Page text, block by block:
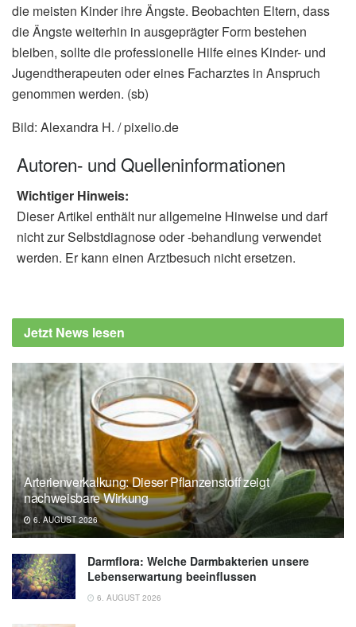
die meisten Kinder ihre Ängste. Beobachten Eltern, dass
die Ängste weiterhin in ausgeprägter Form bestehen
bleiben, sollte die professionelle Hilfe eines Kinder- und
Jugendtherapeuten oder eines Facharztes in Anspruch
genommen werden. (sb)
Bild: Alexandra H. / pixelio.de
Autoren- und Quelleninformationen
Wichtiger Hinweis:
Dieser Artikel enthält nur allgemeine Hinweise und darf
nicht zur Selbstdiagnose oder -behandlung verwendet
werden. Er kann einen Arztbesuch nicht ersetzen.
Jetzt News lesen
Arterienverkalkung: Dieser Pflanzenstoff zeigt
nachweisbare Wirkung
6. AUGUST 2026
Darmflora: Welche Darmbakterien unsere
Lebenserwartung beeinflussen
6. AUGUST 2026